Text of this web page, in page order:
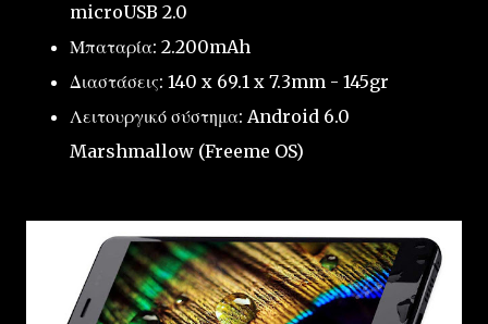
microUSB 2.0
Μπαταρία: 2.200mAh
Διαστάσεις: 140 x 69.1 x 7.3mm - 145gr
Λειτουργικό σύστημα: Android 6.0
Marshmallow (Freeme OS)